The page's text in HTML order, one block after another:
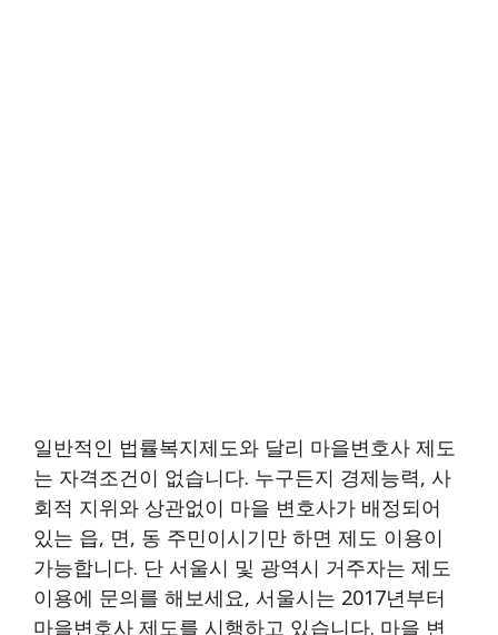
일반적인 법률복지제도와 달리 마을변호사 제도
는 자격조건이 없습니다. 누구든지 경제능력, 사
회적 지위와 상관없이 마을 변호사가 배정되어
있는 읍, 면, 동 주민이시기만 하면 제도 이용이
가능합니다. 단 서울시 및 광역시 거주자는 제도
이용에 문의를 해보세요, 서울시는 2017년부터
마을변호사 제도를 시행하고 있습니다. 마을 변